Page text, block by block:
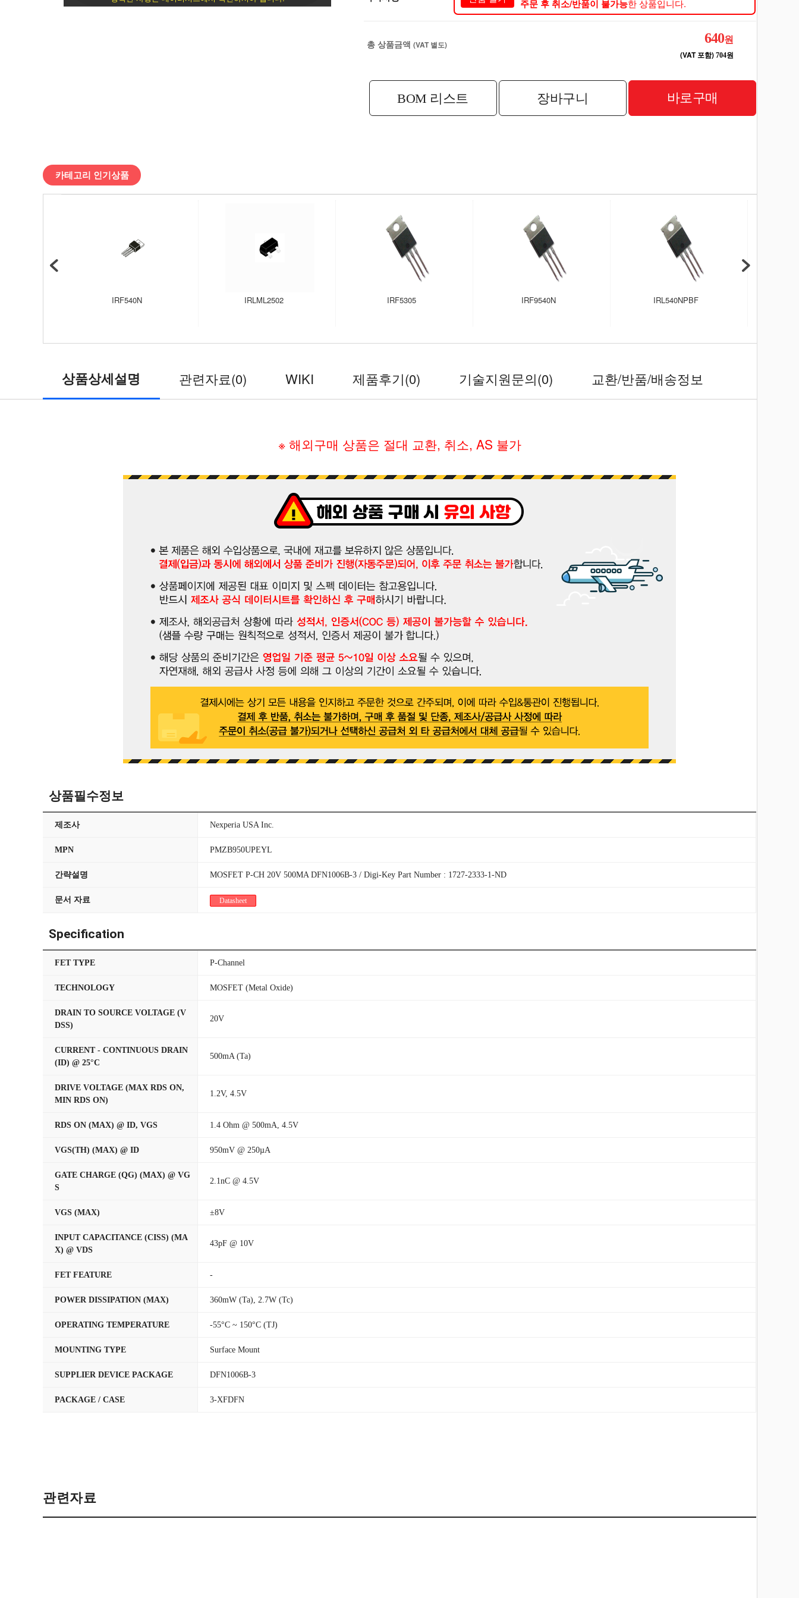
주문 후 취소/반품이 불가능한 상품입니다.
총 상품금액 (VAT 별도) 640원
(VAT 포함) 704원
BOM 리스트 장바구니 바로구매
카테고리 인기상품
IRF540N IRLML2502 IRF5305 IRF9540N IRL540NPBF
상품상세설명 관련자료(0) WIKI 제품후기(0) 기술지원문의(0) 교환/반품/배송정보
※ 해외구매 상품은 절대 교환, 취소, AS 불가
상품필수정보
제조사 Nexperia USA Inc.
MPN PMZB950UPEYL
간략설명 MOSFET P-CH 20V 500MA DFN1006B-3 / Digi-Key Part Number : 1727-2333-1-ND
문서 자료 Datasheet
Specification
FET TYPE P-Channel
TECHNOLOGY MOSFET (Metal Oxide)
DRAIN TO SOURCE VOLTAGE (V
DSS)
20V
CURRENT - CONTINUOUS DRAIN
(ID) @ 25°C
500mA (Ta)
DRIVE VOLTAGE (MAX RDS ON,
MIN RDS ON)
1.2V, 4.5V
RDS ON (MAX) @ ID, VGS 1.4 Ohm @ 500mA, 4.5V
VGS(TH) (MAX) @ ID 950mV @ 250µA
GATE CHARGE (QG) (MAX) @ VG
S
2.1nC @ 4.5V
VGS (MAX) ±8V
INPUT CAPACITANCE (CISS) (MA
X) @ VDS
43pF @ 10V
FET FEATURE -
POWER DISSIPATION (MAX) 360mW (Ta), 2.7W (Tc)
OPERATING TEMPERATURE -55°C ~ 150°C (TJ)
MOUNTING TYPE Surface Mount
SUPPLIER DEVICE PACKAGE DFN1006B-3
PACKAGE / CASE 3-XFDFN
관련자료